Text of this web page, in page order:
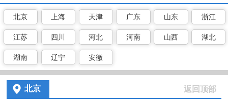
北京 上海 天津 广东 山东 浙江
江苏 四川 河北 河南 山西 湖北
湖南 辽宁 安徽
北京 返回顶部